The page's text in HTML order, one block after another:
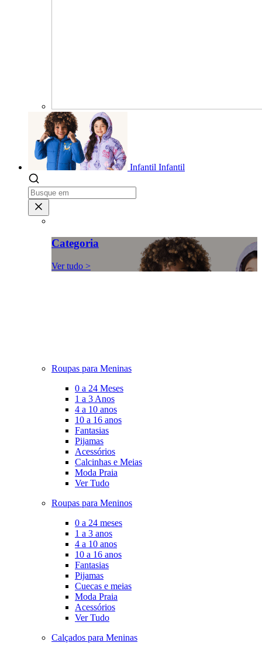
Infantil Infantil
Categoria
Ver tudo >
Roupas para Meninas
0 a 24 Meses
1 a 3 Anos
4 a 10 anos
10 a 16 anos
Fantasias
Pijamas
Acessórios
Calcinhas e Meias
Moda Praia
Ver Tudo
Roupas para Meninos
0 a 24 meses
1 a 3 anos
4 a 10 anos
10 a 16 anos
Fantasias
Pijamas
Cuecas e meias
Moda Praia
Acessórios
Ver Tudo
Calçados para Meninas